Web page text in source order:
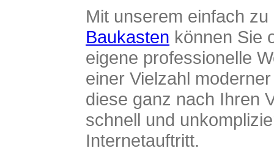
Mit unserem einfach
Baukasten können Sie
eigene professionelle
einer Vielzahl
diese ganz nach Ihren
schnell und
Internetauftritt.